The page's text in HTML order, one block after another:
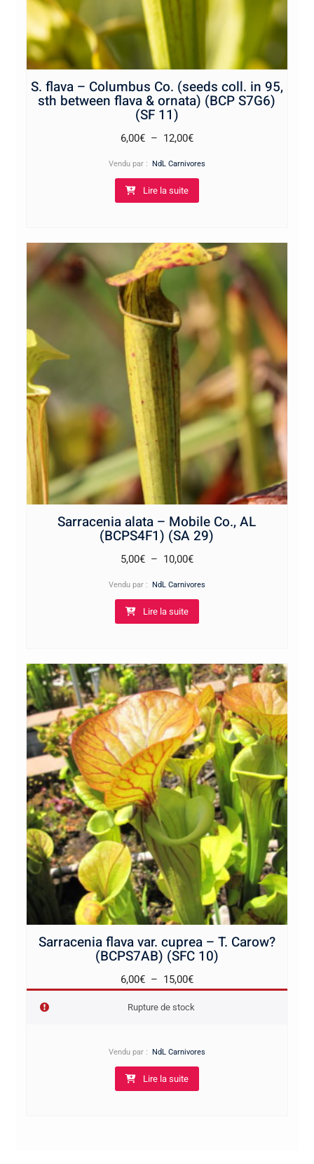
S. flava – Columbus Co. (seeds coll. in 95,
sth between flava & ornata) (BCP S7G6)
(SF 11)
6,00€ – 12,00€Plage
Vendu par : NdL Carnivores
Lire la suite
Sarracenia alata – Mobile Co., AL
(BCPS4F1) (SA 29)
5,00€ – 10,00€Plage
Vendu par : NdL Carnivores
Lire la suite
Sarracenia flava var. cuprea – T. Carow?
(BCPS7AB) (SFC 10)
6,00€ – 15,00€Plage
à
15,00€
Rupture de stock
Vendu par : NdL Carnivores
Lire la suite